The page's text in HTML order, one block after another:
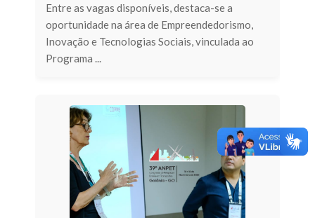
Entre as vagas disponíveis, destaca-se a
oportunidade na área de Empreendedorismo,
Inovação e Tecnologias Sociais, vinculada ao
Programa ...